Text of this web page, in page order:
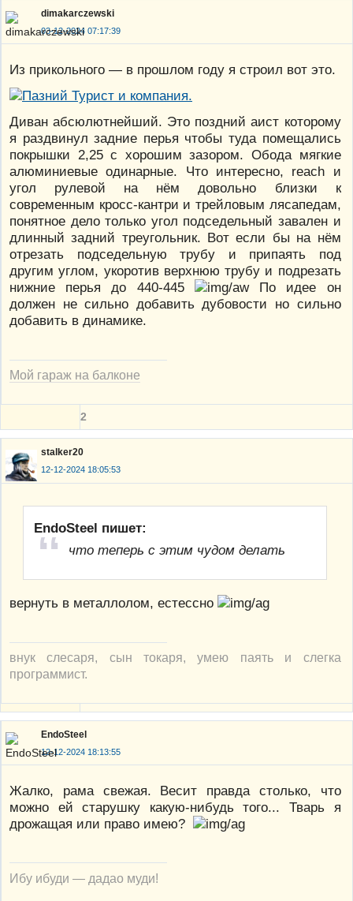
dimakarczewski
03-12-2024 07:17:39
Из прикольного — в прошлом году я строил вот это.
Диван абсюлютнейший. Это поздний аист которому
я раздвинул задние перья чтобы туда помещались
покрышки 2,25 с хорошим зазором. Обода мягкие
алюминиевые одинарные. Что интересно, reach и
угол рулевой на нём довольно близки к
современным кросс-кантри и трейловым лясапедам,
понятное дело только угол подседельный завален и
длинный задний треугольник. Вот если бы на нём
отрезать подседельную трубу и припаять под
другим углом, укоротив верхнюю трубу и подрезать
нижние перья до 440-445
По идее он
должен не сильно добавить дубовости но сильно
добавить в динамике.
Мой гараж на балконе
2
stalker20
12-12-2024 18:05:53
EndoSteel пишет:
что теперь с этим чудом делать
вернуть в металлолом, естессно
внук слесаря, сын токаря, умею паять и слегка
программист.
EndoSteel
12-12-2024 18:13:55
Жалко, рама свежая. Весит правда столько, что
можно ей старушку какую-нибудь того... Тварь я
дрожащая или право имею?
Ибу ибуди — дадао муди!